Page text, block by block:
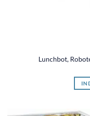
Lunchbot,
IN